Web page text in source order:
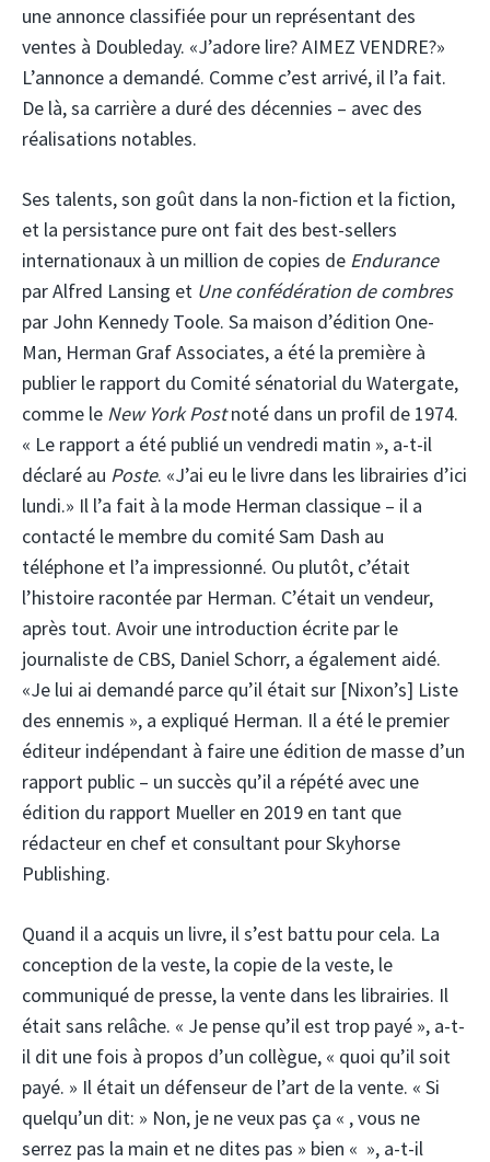
une annonce classifiée pour un représentant des
ventes à Doubleday. «J’adore lire? AIMEZ VENDRE?»
L’annonce a demandé. Comme c’est arrivé, il l’a fait.
De là, sa carrière a duré des décennies – avec des
réalisations notables.
Ses talents, son goût dans la non-fiction et la fiction,
et la persistance pure ont fait des best-sellers
internationaux à un million de copies de Endurance
par Alfred Lansing et Une confédération de combres
par John Kennedy Toole. Sa maison d’édition One-
Man, Herman Graf Associates, a été la première à
publier le rapport du Comité sénatorial du Watergate,
comme le New York Postnoté dans un profil de 1974.
« Le rapport a été publié un vendredi matin », a-t-il
déclaré au Poste. «J’ai eu le livre dans les librairies d’ici
lundi.» Il l’a fait à la mode Herman classique – il a
contacté le membre du comité Sam Dash au
téléphone et l’a impressionné. Ou plutôt, c’était
l’histoire racontée par Herman. C’était un vendeur,
après tout. Avoir une introduction écrite par le
journaliste de CBS, Daniel Schorr, a également aidé.
«Je lui ai demandé parce qu’il était sur [Nixon’s] Liste
des ennemis », a expliqué Herman. Il a été le premier
éditeur indépendant à faire une édition de masse d’un
rapport public – un succès qu’il a répété avec une
édition du rapport Mueller en 2019 en tant que
rédacteur en chef et consultant pour Skyhorse
Publishing.
Quand il a acquis un livre, il s’est battu pour cela. La
conception de la veste, la copie de la veste, le
communiqué de presse, la vente dans les librairies. Il
était sans relâche. « Je pense qu’il est trop payé », a-t-
il dit une fois à propos d’un collègue, « quoi qu’il soit
payé. » Il était un défenseur de l’art de la vente. « Si
quelqu’un dit: » Non, je ne veux pas ça « , vous ne
serrez pas la main et ne dites pas » bien « », a-t-il